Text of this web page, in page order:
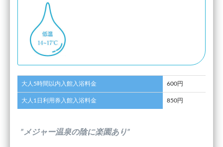
大人5時間以内入館入浴料金 600円
大人1日利用券入館入浴料金 850円
”メジャー温泉の陰に楽園あり”